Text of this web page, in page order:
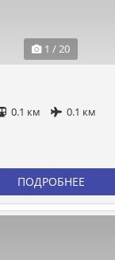
1 / 20
0.1 км 0.1 км
ПОДРОБНЕЕ